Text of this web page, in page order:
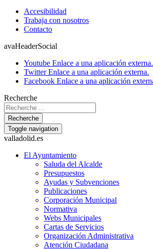
Accesibilidad
Trabaja con nosotros
Contacto
avaHeaderSocial
Youtube Enlace a una aplicación externa.
TwitterEnlace a una aplicación externa.
Facebook Enlace a una aplicación
Recherche
Recherche
Toggle navigation
valladolid.es
El Ayuntamiento
Saluda del Alcalde
Presupuestos
Ayudas y Subvenciones
Publicaciones
Corporación Municipal
Normativa
Webs Municipales
Cartas de Servicios
Organización Administrativa
Atención Ciudadana